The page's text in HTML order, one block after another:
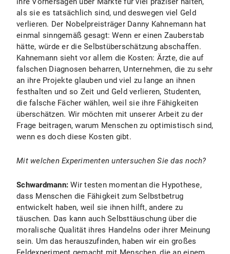
als sie es tatsächlich sind, und deswegen viel Geld
verlieren. Der Nobelpreisträger Danny Kahnemann hat
einmal sinngemäß gesagt: Wenn er einen Zauberstab
hätte, würde er die Selbstüberschätzung abschaffen.
Kahnemann sieht vor allem die Kosten: Ärzte, die auf
falschen Diagnosen beharren, Unternehmen, die zu sehr
an ihre Projekte glauben und viel zu lange an ihnen
festhalten und so Zeit und Geld verlieren, Studenten,
die falsche Fächer wählen, weil sie ihre Fähigkeiten
überschätzen. Wir möchten mit unserer Arbeit zu der
Frage beitragen, warum Menschen zu optimistisch sind,
wenn es doch diese Kosten gibt.
Mit welchen Experimenten untersuchen Sie das noch?
Schwardmann: Wir testen momentan die Hypothese,
dass Menschen die Fähigkeit zum Selbstbetrug
entwickelt haben, weil sie ihnen hilft, andere zu
täuschen. Das kann auch Selbsttäuschung über die
moralische Qualität ihres Handelns oder ihrer Meinung
sein. Um das herauszufinden, haben wir ein großes